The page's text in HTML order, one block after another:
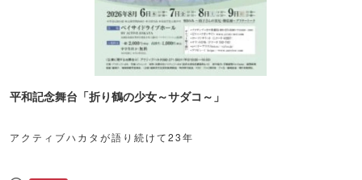
平和記念舞台「折り鶴の少女～サダコ～」
アクティブハカタが語り続けて23年